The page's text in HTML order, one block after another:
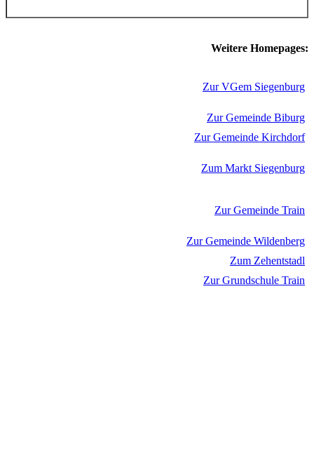
Weitere Homepages:
Zur VGem Siegenburg
Zur Gemeinde Biburg
Zur Gemeinde Kirchdorf
Zum Markt Siegenburg
Zur Gemeinde Train
Zur Gemeinde Wildenberg
Zum Zehentstadl
Zur Grundschule Train